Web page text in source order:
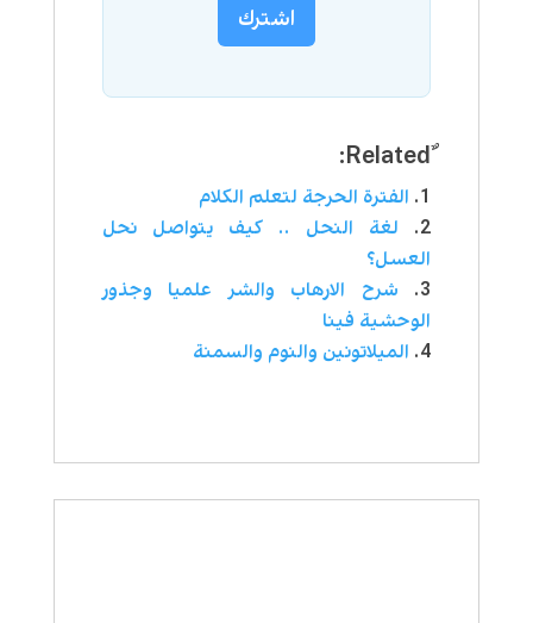
اشترك
ٌRelated:
الفترة الحرجة لتعلم الكلام
لغة النحل .. كيف يتواصل نحل
العسل؟
شرح الارهاب والشر علميا وجذور
الوحشية فينا
الميلاتونين والنوم والسمنة